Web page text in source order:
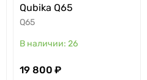
Qubika Q65
Q65
26
19 800